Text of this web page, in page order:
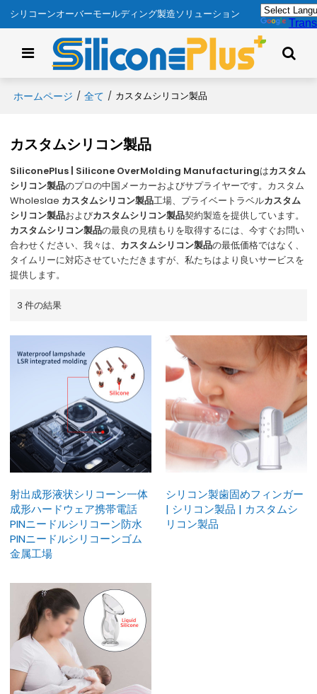
シリコーンオーバーモールディング製造ソリューション
ホームページ / 全て / カスタムシリコン製品
カスタムシリコン製品
SiliconePlus | Silicone OverMolding Manufacturingはカスタム
シリコン製品のプロの中国メーカーおよびサプライヤーです。カスタム
Wholeslae カスタムシリコン製品工場、プライベートラベルカスタム
シリコン製品およびカスタムシリコン製品契約製造を提供しています。
カスタムシリコン製品の最良の見積もりを取得するには、今すぐお問い
合わせください、我々は、 カスタムシリコン製品の最低価格ではなく、
タイムリーに対応させていただきますが、私たちはより良いサービスを
提供します。
3 件の結果
射出成形液状シリコーン一体
成形ハードウェア携帯電話
PINニードルシリコーン防水
PINニードルシリコーンゴム
金属工場
シリコン製歯固めフィンガー
| シリコン製品 | カスタムシ
リコン製品